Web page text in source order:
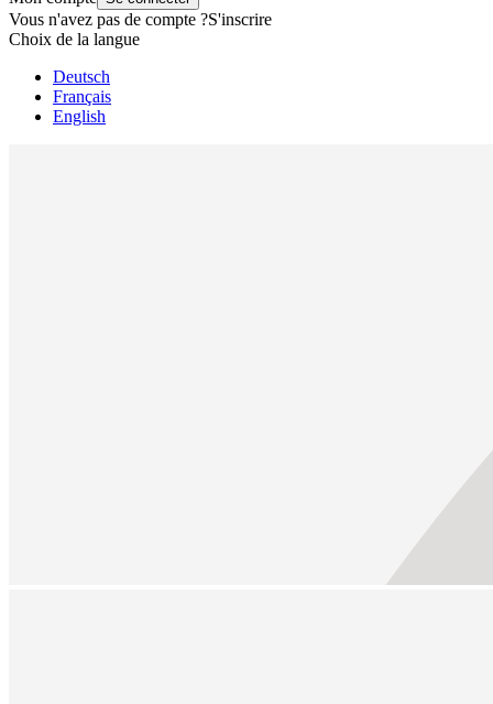
Vous n'avez pas de compte ?S'inscrire
Choix de la langue
Deutsch
Français
English